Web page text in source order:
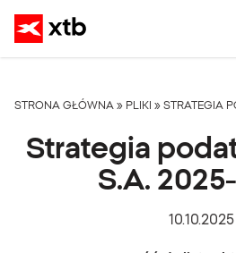
STRONA GŁÓWNA » PLIKI » STRATEGIA
Strategia
S.A.
10.10.2025